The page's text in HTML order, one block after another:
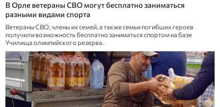
В Орле ветераны СВО могут бесплатно заниматься
разными видами спорта
Ветераны СВО, члены их семей, а также семьи погибших героев
получили возможность бесплатно заниматься спортом на базе
Училища олимпийского резерва.